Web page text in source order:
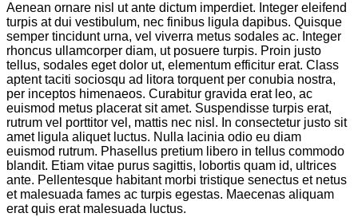
Aenean ornare nisl ut ante dictum imperdiet. Integer eleifend
turpis at dui vestibulum, nec finibus ligula dapibus. Quisque
semper tincidunt urna, vel viverra metus sodales ac. Integer
rhoncus ullamcorper diam, ut posuere turpis. Proin justo
tellus, sodales eget dolor ut, elementum efficitur erat. Class
aptent taciti sociosqu ad litora torquent per conubia nostra,
per inceptos himenaeos. Curabitur gravida erat leo, ac
euismod metus placerat sit amet. Suspendisse turpis erat,
rutrum vel porttitor vel, mattis nec nisl. In consectetur justo sit
amet ligula aliquet luctus. Nulla lacinia odio eu diam
euismod rutrum. Phasellus pretium libero in tellus commodo
blandit. Etiam vitae purus sagittis, lobortis quam id, ultrices
ante. Pellentesque habitant morbi tristique senectus et netus
et malesuada fames ac turpis egestas. Maecenas aliquam
erat quis erat malesuada luctus.